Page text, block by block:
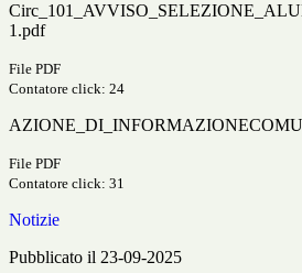
1.pdf
File PDF
Contatore click: 24
File PDF
Contatore click: 31
Notizie
Pubblicato il 23-09-2025